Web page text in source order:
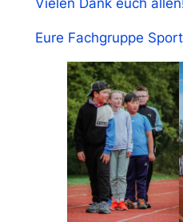
Vielen Dank euch
Eure Fachgruppe